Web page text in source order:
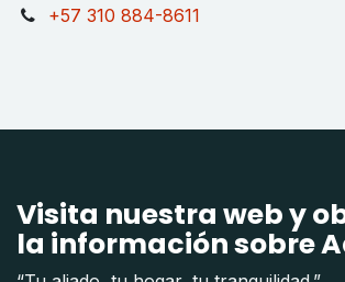
+57 310 884-8611
Visita nuestra web y
la información sobre